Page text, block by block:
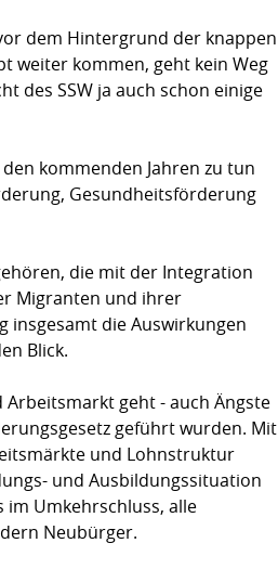
dem Hintergrund der knappen
weiter kommen, geht kein Weg
des SSW ja auch schon einige
kommenden Jahren zu tun
Gesundheitsförderung
die mit der Integration
Migranten und ihrer
die Auswirkungen
Blick.
Arbeitsmarkt geht - auch Ängste
geführt wurden. Mit
und Lohnstruktur
und Ausbildungssituation
im Umkehrschluss, alle
Neubürger.